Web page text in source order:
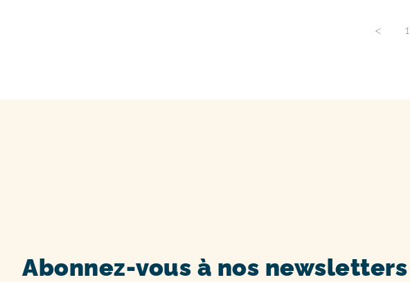
< 1
Abonnez-vous à nos newsletters